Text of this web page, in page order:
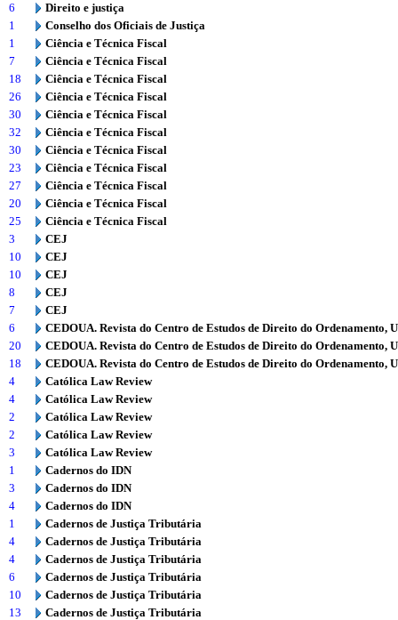
6
Direito e justiça
1
Conselho dos Oficiais de Justiça
1
Ciência e Técnica Fiscal
7
Ciência e Técnica Fiscal
18
Ciência e Técnica Fiscal
26
Ciência e Técnica Fiscal
30
Ciência e Técnica Fiscal
32
Ciência e Técnica Fiscal
30
Ciência e Técnica Fiscal
23
Ciência e Técnica Fiscal
27
Ciência e Técnica Fiscal
20
Ciência e Técnica Fiscal
25
Ciência e Técnica Fiscal
3
CEJ
10
CEJ
10
CEJ
8
CEJ
7
CEJ
6
CEDOUA. Revista do Centro de Estudos de Direito do Ordenamento,
20
CEDOUA. Revista do Centro de Estudos de Direito do Ordenamento,
18
CEDOUA. Revista do Centro de Estudos de Direito do Ordenamento,
4
Católica Law Review
4
Católica Law Review
2
Católica Law Review
2
Católica Law Review
3
Católica Law Review
1
Cadernos do IDN
3
Cadernos do IDN
4
Cadernos do IDN
1
Cadernos de Justiça Tributária
4
Cadernos de Justiça Tributária
4
Cadernos de Justiça Tributária
6
Cadernos de Justiça Tributária
10
Cadernos de Justiça Tributária
13
Cadernos de Justiça Tributária